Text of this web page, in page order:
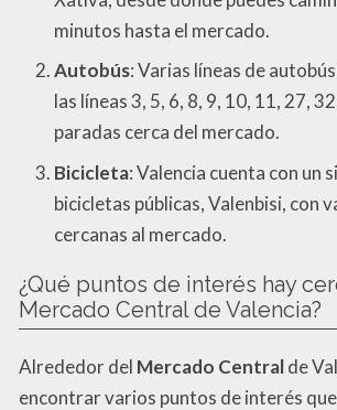
minutos hasta el mercado.
Autobús: Varias líneas de
las líneas 3, 5, 6, 8, 9, 10, 11, 27,
paradas cerca del mercado.
Bicicleta: Valencia cuenta con un
bicicletas públicas, Valenbisi, con
cercanas al mercado.
¿Qué puntos de interés hay
Mercado Central de Valencia?
Alrededor del Mercado Centralde
encontrar varios puntos de interés que